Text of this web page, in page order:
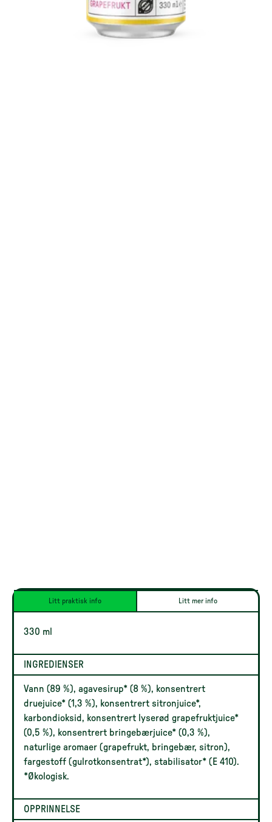
Litt praktisk info Litt mer info
330 ml
INGREDIENSER
Vann (89 %), agavesirup* (8 %), konsentrert
druejuice* (1,3 %), konsentrert sitronjuice*,
karbondioksid, konsentrert lyserød grapefruktjuice*
(0,5 %), konsentrert bringebærjuice* (0,3 %),
naturlige aromaer (grapefrukt, bringebær, sitron),
fargestoff (gulrotkonsentrat*), stabilisator* (E 410).
*Økologisk.
OPPRINNELSE